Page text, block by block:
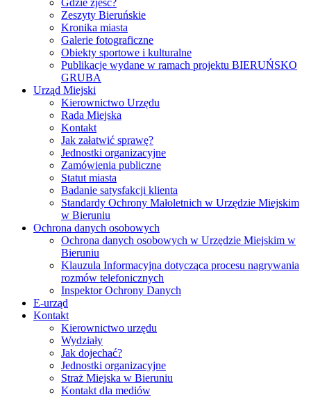
Gdzie zjeść?
Zeszyty Bieruńskie
Kronika miasta
Galerie fotograficzne
Obiekty sportowe i kulturalne
Publikacje wydane w ramach projektu BIERUŃSKO
GRUBA
Urząd Miejski
Kierownictwo Urzędu
Rada Miejska
Kontakt
Jak załatwić sprawę?
Jednostki organizacyjne
Zamówienia publiczne
Statut miasta
Badanie satysfakcji klienta
Standardy Ochrony Małoletnich w Urzędzie Miejskim
w Bieruniu
Ochrona danych osobowych
Ochrona danych osobowych w Urzędzie Miejskim w
Bieruniu
Klauzula Informacyjna dotycząca procesu nagrywania
rozmów telefonicznych
Inspektor Ochrony Danych
E-urząd
Kontakt
Kierownictwo urzędu
Wydziały
Jak dojechać?
Jednostki organizacyjne
Straż Miejska w Bieruniu
Kontakt dla mediów